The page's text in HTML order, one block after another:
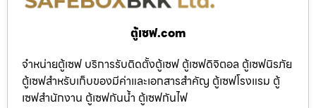
ตู้เซฟ.com
จำหน่ายตู้เซฟ บริการรับติดตั้งตู้เซฟ ตู้เซฟดิจิตอล ตู้เซฟนิรภัย
ตู้เซฟสำหรับเก็บของมีค่าและเอกสารสำคัญ ตู้เซฟโรงแรม ตู้
เซฟสำนักงาน ตู้เซฟกันน้ำ ตู้เซฟกันไฟ